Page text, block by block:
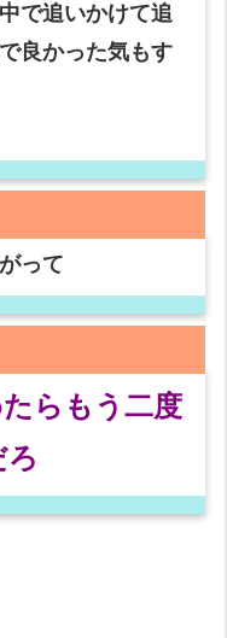
で追いかけて追
良かった気もす
って
らもう二度